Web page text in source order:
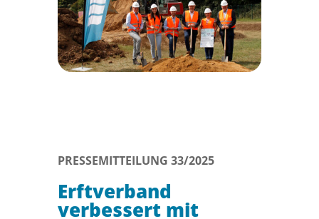
PRESSEMITTEILUNG 33/2025
Erftverband
verbessert mit